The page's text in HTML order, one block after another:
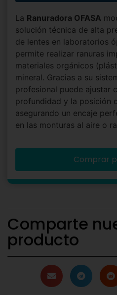
La Ranuradora OFASA
solución técnica de alta
de lentes en laboratorios
permite realizar ranuras
materiales orgánicos
mineral. Gracias a su
profesional puede ajustar
profundidad y la posición
asegurando un encaje
en las monturas al aire o
Comprar
Comparte
producto